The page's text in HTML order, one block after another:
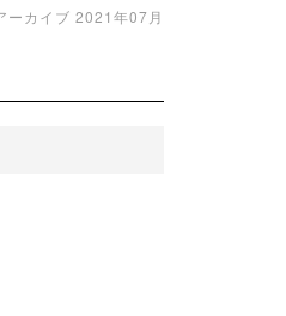
ーカイブ 2021年07月